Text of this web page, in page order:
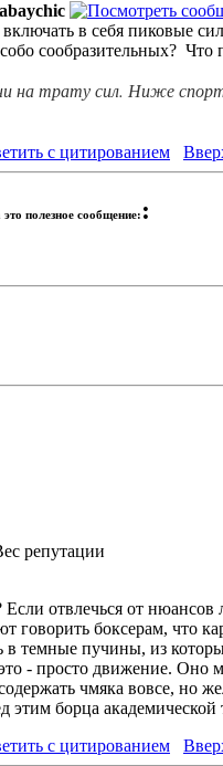
в себя пиковые
сообразительных? Что
на трату сил. Ниже
с цитированием
полезное сообщение: :
репутации
отвлечься от
говорить боксерам, что
в темные пучины, из
- просто движение.
чмяка вовсе, но
этим борца
с цитированием